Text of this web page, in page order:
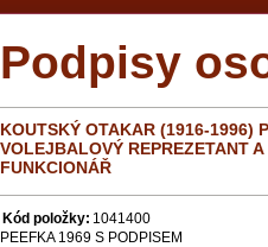
Podpisy
KOUTSKÝ OTAKAR (1916-1996)
VOLEJBALOVÝ REPREZETANT A
FUNKCIONÁŘ
Kód položky: 1041400
PEEFKA 1969 S PODPISEM